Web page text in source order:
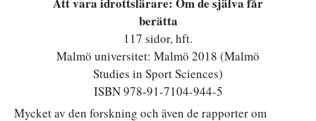
berätta
117 sidor, hft.
Malmö universitet: Malmö 2018 (Malmö
Studies in Sport Sciences)
ISBN 978-91-7104-944-5
Mycket av den forskning och även de rapporter om